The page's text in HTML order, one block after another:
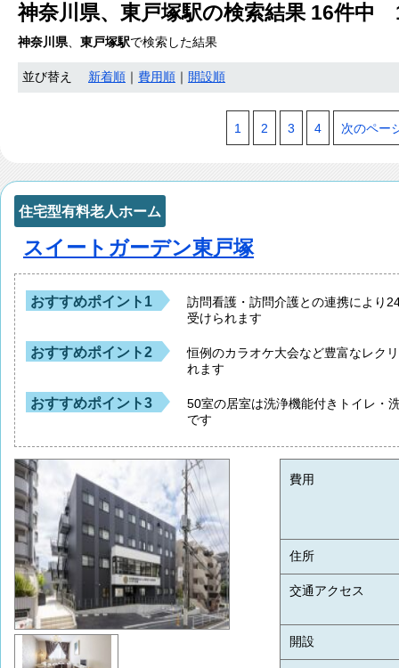
神奈川県、東戸塚駅の検索結果 16件中
神奈川県、 東戸塚駅で検索した結果
並び替え 新着順 費用順 開設順
1 2 3 4 次のペー
住宅型有料老人ホーム
スイートガーデン東戸塚
おすすめポイント1
訪問看護・訪問介護との連携により
受けられます
おすすめポイント2
恒例のカラオケ大会など豊富なレク
れます
おすすめポイント3
50室の居室は洗浄機能付きトイレ・
です
費用
住所
交通アクセス
開設